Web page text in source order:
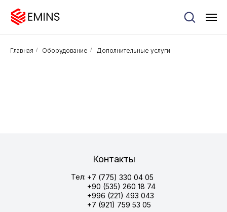
Главная / Оборудование / Дополнительные услуги
+7 (775) 330 04 05
+90 (535) 260 18 74
+996 (221) 493 043
+7 (921) 759 53 05
Тел:
Контакты